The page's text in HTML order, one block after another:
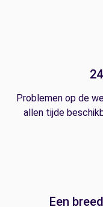
Problemen op de
allen tijde
Een